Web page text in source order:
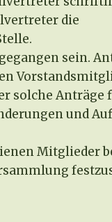
die
sein.
solche Anträge
und
Mitglieder